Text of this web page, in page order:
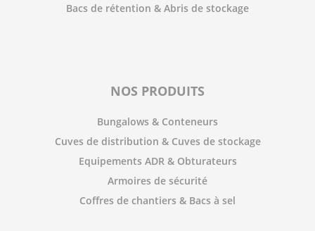
Bacs de rétention & Abris de stockage
NOS PRODUITS
Bungalows & Conteneurs
Cuves de distribution & Cuves de stockage
Equipements ADR & Obturateurs
Armoires de sécurité
Coffres de chantiers & Bacs à sel